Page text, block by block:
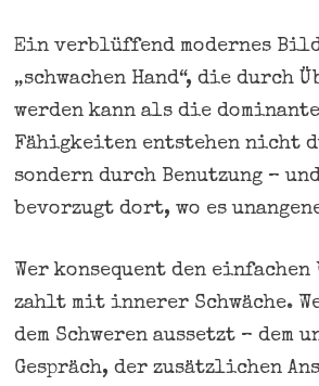
Ein verblüffend modernes
„schwachen Hand“, die durch
werden kann als die
Fähigkeiten entstehen nicht
sondern durch Benutzung –
bevorzugt dort, wo es
Wer konsequent den einfachen
zahlt mit innerer Schwäche.
dem Schweren aussetzt – dem
Gespräch, der zusätzlichen